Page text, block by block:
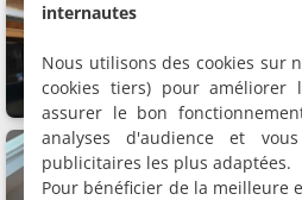
11.8 km 8.3
plage 44
Maison de vacances, 50
2 personnes, 2
internautes
Nous utilisons des cookies sur
cookies tiers) pour améliorer
assurer le bon
analyses d'audience et
publicitaires les plus adaptées.
Pour bénéficier de la meilleure